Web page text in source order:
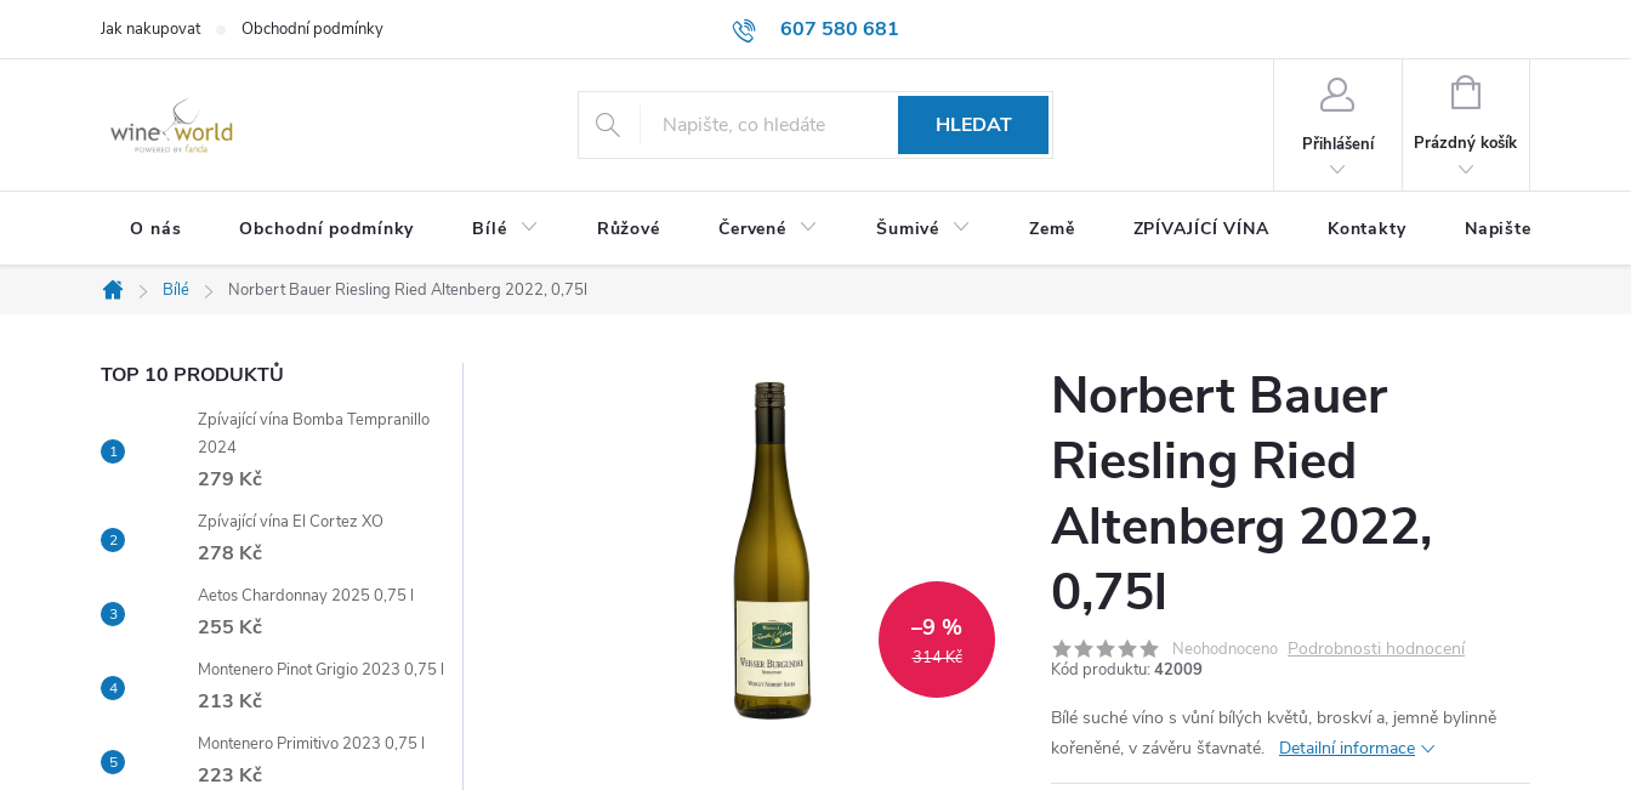
607 580 681
Jak nakupovat Obchodní podmínky
HLEDAT
Přihlášení
NÁKUPNÍ
Prázdný košík
O nás Obchodní podmínky Bílé Růžové Červené Šumivé Země ZPÍVAJÍCÍ VÍNA Kontakty Napište nám
Domů
Bílé Norbert Bauer Riesling Ried Altenberg 2022, 0,75l
P
o
s
t
r
a
n
TOP 10 PRODUKTŮ
Zpívající vína Bomba Tempranillo
2024
279 Kč
Zpívající vína El Cortez XO
278 Kč
Aetos Chardonnay 2025 0,75 l
255 Kč
Montenero Pinot Grigio 2023 0,75 l
213 Kč
Montenero Primitivo 2023 0,75 l
223 Kč
314 Kč
–9 %
Norbert Bauer
Riesling Ried
Altenberg 2022,
0,75l
Neohodnoceno Podrobnosti hodnocení
Kód produktu: 42009
Bílé suché víno s vůní bílých květů, broskví a, jemně bylinně
kořeněné, v závěru šťavnaté.
Detailní informace